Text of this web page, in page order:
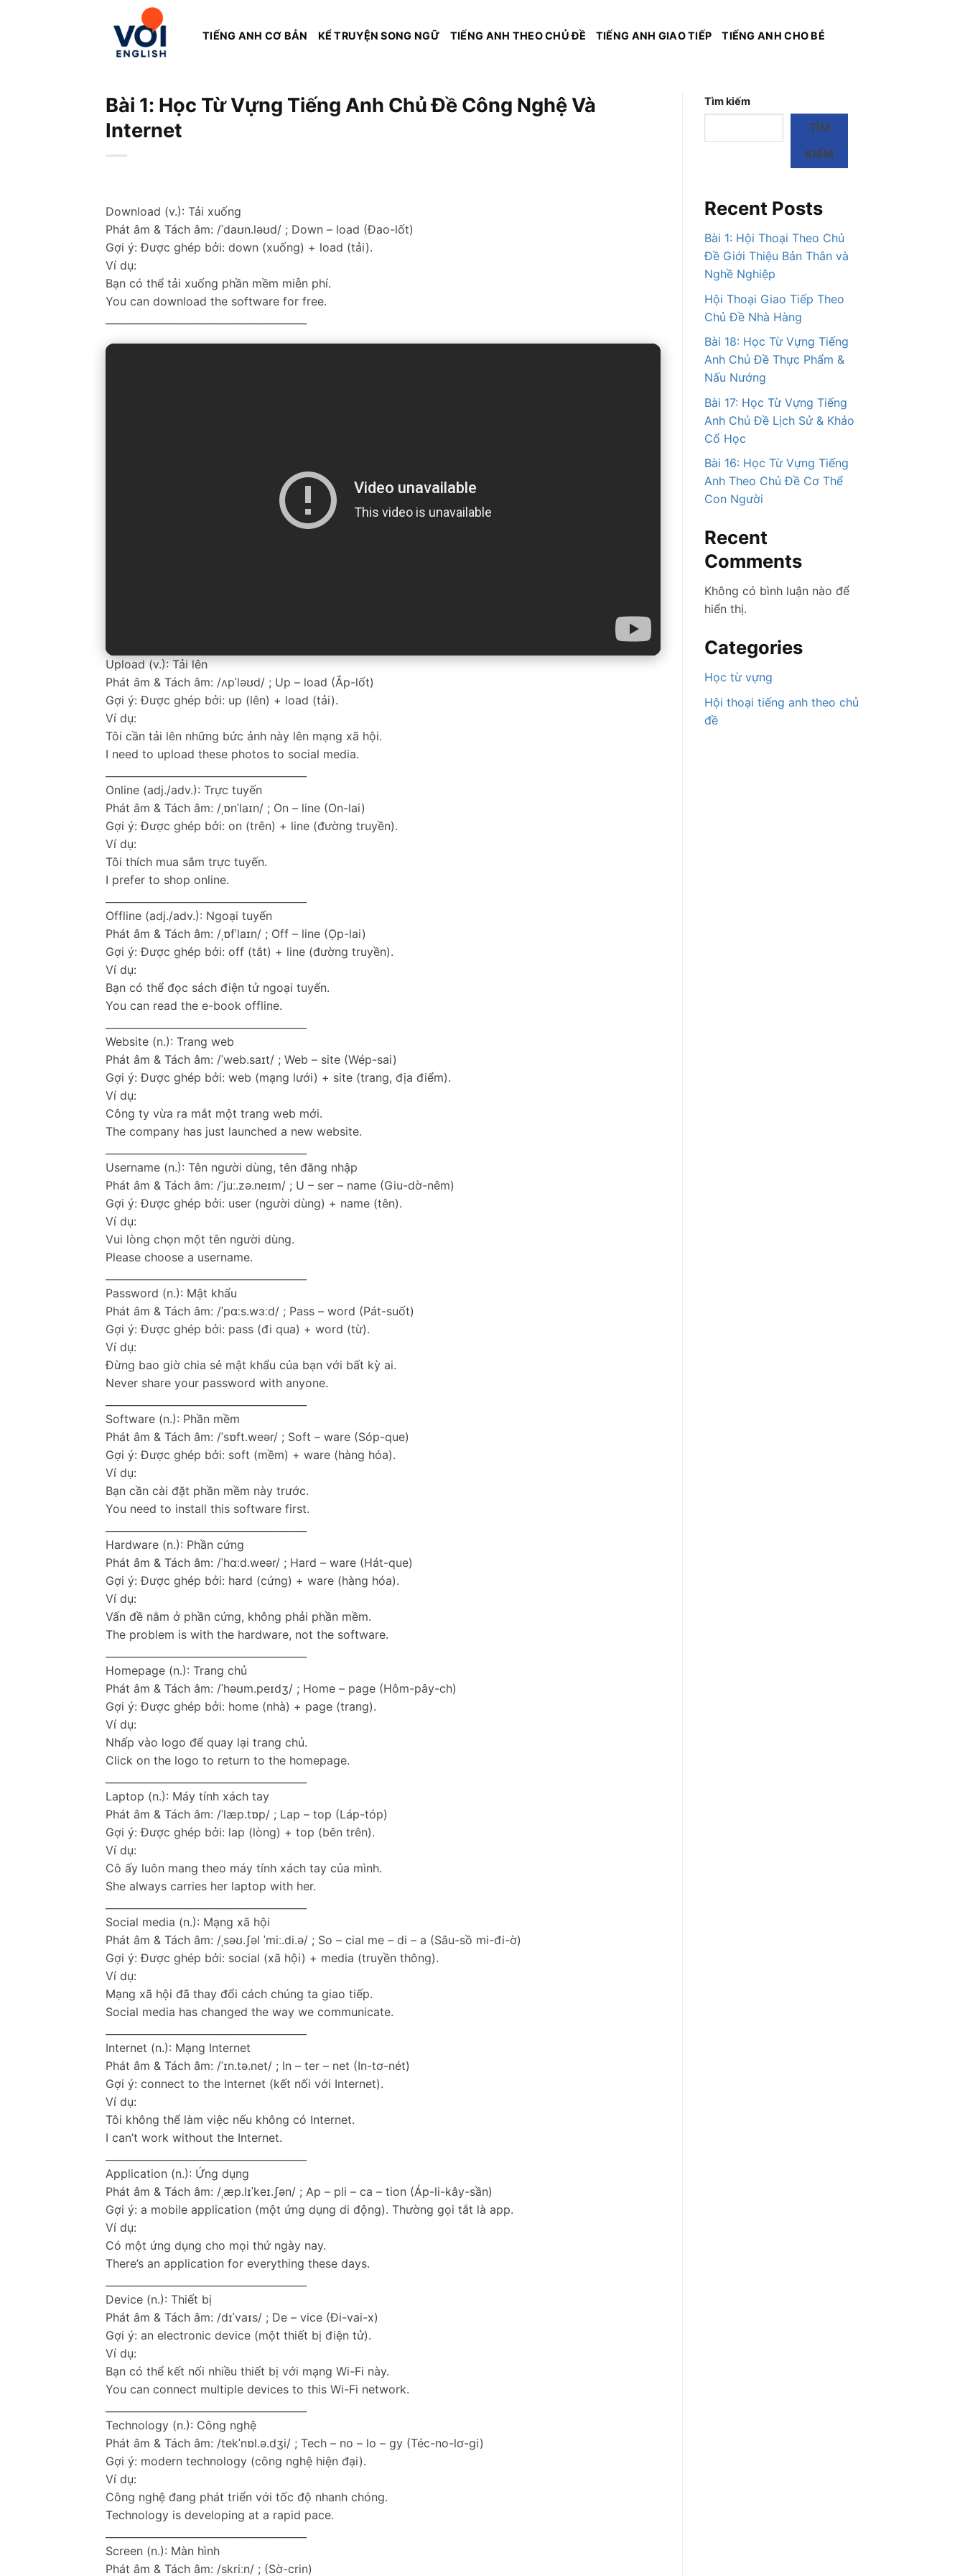
TIẾNG ANH CƠ BẢN KỂ TRUYỆN SONG NGỮ TIẾNG ANH THEO CHỦ ĐỀ TIẾNG ANH GIAO TIẾP TIẾNG ANH CHO BÉ
Bài 1: Học Từ Vựng Tiếng Anh Chủ Đề Công Nghệ Và
Internet
Download (v.): Tải xuống
Phát âm & Tách âm: /ˈdaʊn.ləʊd/ ; Down – load (Đao-lốt)
Gợi ý: Được ghép bởi: down (xuống) + load (tải).
Ví dụ:
Bạn có thể tải xuống phần mềm miễn phí.
You can download the software for free.
Upload (v.): Tải lên
Phát âm & Tách âm: /ʌpˈləʊd/ ; Up – load (Ắp-lốt)
Gợi ý: Được ghép bởi: up (lên) + load (tải).
Ví dụ:
Tôi cần tải lên những bức ảnh này lên mạng xã hội.
I need to upload these photos to social media.
Online (adj./adv.): Trực tuyến
Phát âm & Tách âm: /ˌɒnˈlaɪn/ ; On – line (On-lai)
Gợi ý: Được ghép bởi: on (trên) + line (đường truyền).
Ví dụ:
Tôi thích mua sắm trực tuyến.
I prefer to shop online.
Offline (adj./adv.): Ngoại tuyến
Phát âm & Tách âm: /ˌɒfˈlaɪn/ ; Off – line (Ọp-lai)
Gợi ý: Được ghép bởi: off (tắt) + line (đường truyền).
Ví dụ:
Bạn có thể đọc sách điện tử ngoại tuyến.
You can read the e-book offline.
Website (n.): Trang web
Phát âm & Tách âm: /ˈweb.saɪt/ ; Web – site (Wép-sai)
Gợi ý: Được ghép bởi: web (mạng lưới) + site (trang, địa điểm).
Ví dụ:
Công ty vừa ra mắt một trang web mới.
The company has just launched a new website.
Username (n.): Tên người dùng, tên đăng nhập
Phát âm & Tách âm: /ˈjuː.zə.neɪm/ ; U – ser – name (Giu-dờ-nêm)
Gợi ý: Được ghép bởi: user (người dùng) + name (tên).
Ví dụ:
Vui lòng chọn một tên người dùng.
Please choose a username.
Password (n.): Mật khẩu
Phát âm & Tách âm: /ˈpɑːs.wɜːd/ ; Pass – word (Pát-suốt)
Gợi ý: Được ghép bởi: pass (đi qua) + word (từ).
Ví dụ:
Đừng bao giờ chia sẻ mật khẩu của bạn với bất kỳ ai.
Never share your password with anyone.
Software (n.): Phần mềm
Phát âm & Tách âm: /ˈsɒft.weər/ ; Soft – ware (Sóp-que)
Gợi ý: Được ghép bởi: soft (mềm) + ware (hàng hóa).
Ví dụ:
Bạn cần cài đặt phần mềm này trước.
You need to install this software first.
Hardware (n.): Phần cứng
Phát âm & Tách âm: /ˈhɑːd.weər/ ; Hard – ware (Hát-que)
Gợi ý: Được ghép bởi: hard (cứng) + ware (hàng hóa).
Ví dụ:
Vấn đề nằm ở phần cứng, không phải phần mềm.
The problem is with the hardware, not the software.
Homepage (n.): Trang chủ
Phát âm & Tách âm: /ˈhəʊm.peɪdʒ/ ; Home – page (Hôm-pây-ch)
Gợi ý: Được ghép bởi: home (nhà) + page (trang).
Ví dụ:
Nhấp vào logo để quay lại trang chủ.
Click on the logo to return to the homepage.
Laptop (n.): Máy tính xách tay
Phát âm & Tách âm: /ˈlæp.tɒp/ ; Lap – top (Láp-tóp)
Gợi ý: Được ghép bởi: lap (lòng) + top (bên trên).
Ví dụ:
Cô ấy luôn mang theo máy tính xách tay của mình.
She always carries her laptop with her.
Social media (n.): Mạng xã hội
Phát âm & Tách âm: /ˌsəʊ.ʃəl ˈmiː.di.ə/ ; So – cial me – di – a (Sâu-sồ mi-đi-ờ)
Gợi ý: Được ghép bởi: social (xã hội) + media (truyền thông).
Ví dụ:
Mạng xã hội đã thay đổi cách chúng ta giao tiếp.
Social media has changed the way we communicate.
Internet (n.): Mạng Internet
Phát âm & Tách âm: /ˈɪn.tə.net/ ; In – ter – net (In-tơ-nét)
Gợi ý: connect to the Internet (kết nối với Internet).
Ví dụ:
Tôi không thể làm việc nếu không có Internet.
I can’t work without the Internet.
Application (n.): Ứng dụng
Phát âm & Tách âm: /ˌæp.lɪˈkeɪ.ʃən/ ; Ap – pli – ca – tion (Áp-li-kây-sần)
Gợi ý: a mobile application (một ứng dụng di động). Thường gọi tắt là app.
Ví dụ:
Có một ứng dụng cho mọi thứ ngày nay.
There’s an application for everything these days.
Device (n.): Thiết bị
Phát âm & Tách âm: /dɪˈvaɪs/ ; De – vice (Đi-vai-x)
Gợi ý: an electronic device (một thiết bị điện tử).
Ví dụ:
Bạn có thể kết nối nhiều thiết bị với mạng Wi-Fi này.
You can connect multiple devices to this Wi-Fi network.
Technology (n.): Công nghệ
Phát âm & Tách âm: /tekˈnɒl.ə.dʒi/ ; Tech – no – lo – gy (Téc-no-lơ-gi)
Gợi ý: modern technology (công nghệ hiện đại).
Ví dụ:
Công nghệ đang phát triển với tốc độ nhanh chóng.
Technology is developing at a rapid pace.
Screen (n.): Màn hình
Phát âm & Tách âm: /skriːn/ ; (Sờ-crin)
Tìm kiếm
TÌM
KIẾM
Recent Posts
Bài 1: Hội Thoại Theo Chủ
Đề Giới Thiệu Bản Thân và
Nghề Nghiệp
Hội Thoại Giao Tiếp Theo
Chủ Đề Nhà Hàng
Bài 18: Học Từ Vựng Tiếng
Anh Chủ Đề Thực Phẩm &
Nấu Nướng
Bài 17: Học Từ Vựng Tiếng
Anh Chủ Đề Lịch Sử & Khảo
Cổ Học
Bài 16: Học Từ Vựng Tiếng
Anh Theo Chủ Đề Cơ Thể
Con Người
Recent
Comments
Không có bình luận nào để
hiển thị.
Categories
Học từ vựng
Hội thoại tiếng anh theo chủ
đề